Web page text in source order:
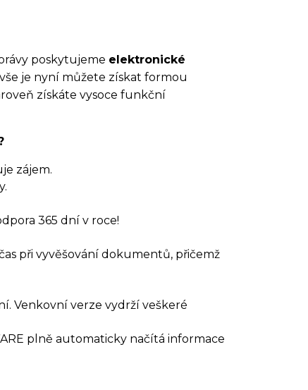
poskytujeme elektronické
je nyní můžete získat formou
získáte vysoce funkční
zájem.
365 dní v roce!
při vyvěšování dokumentů, přičemž
Venkovní verze vydrží veškeré
plně automaticky načítá informace